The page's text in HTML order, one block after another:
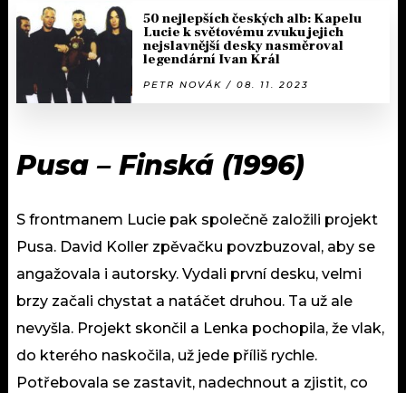
50 nejlepších českých alb: Kapelu
Lucie k světovému zvuku jejich
nejslavnější desky nasměroval
legendární Ivan Král
PETR NOVÁK / 08. 11. 2023
Pusa – Finská (1996)
S frontmanem Lucie pak společně založili projekt
Pusa. David Koller zpěvačku povzbuzoval, aby se
angažovala i autorsky. Vydali první desku, velmi
brzy začali chystat a natáčet druhou. Ta už ale
nevyšla. Projekt skončil a Lenka pochopila, že vlak,
do kterého naskočila, už jede příliš rychle.
Potřebovala se zastavit, nadechnout a zjistit, co